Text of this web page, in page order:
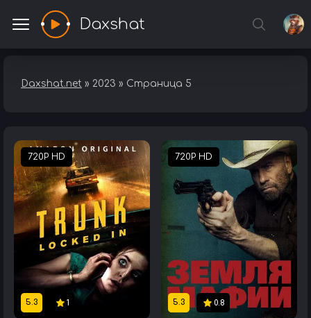
Daxshat
Daxshat.net » 2023 » Страница 5
720P HD
5.3 1
720P HD
5.3 0.8